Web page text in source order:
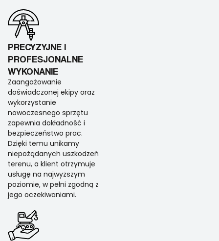
PRECYZYJNE I
PROFESJONALNE
WYKONANIE
Zaangażowanie
doświadczonej ekipy oraz
wykorzystanie
nowoczesnego sprzętu
zapewnia dokładność i
bezpieczeństwo prac.
Dzięki temu unikamy
niepożądanych uszkodzeń
terenu, a klient otrzymuje
usługę na najwyższym
poziomie, w pełni zgodną z
jego oczekiwaniami.